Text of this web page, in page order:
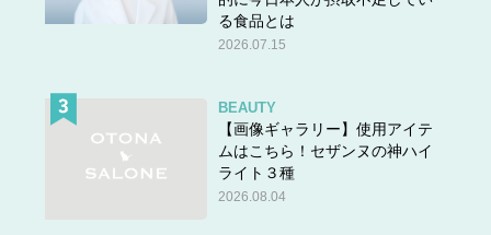
る食品とは
2026.07.15
BEAUTY
【画像ギャラリー】使用アイテ
ムはこちら！セザンヌの神ハイ
ライト３種
2026.08.04